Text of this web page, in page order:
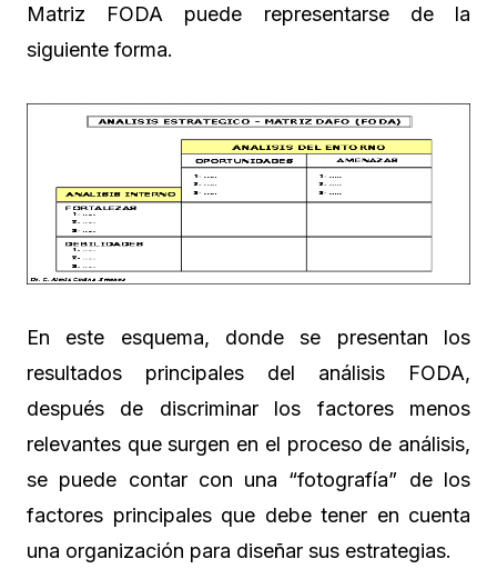
Matriz FODA puede representarse de la
siguiente forma.
En este esquema, donde se presentan los
resultados principales del análisis FODA,
después de discriminar los factores menos
relevantes que surgen en el proceso de análisis,
se puede contar con una “fotografía” de los
factores principales que debe tener en cuenta
una organización para diseñar sus estrategias.